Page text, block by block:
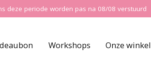
deze periode worden pas na 08/08 verstuurd
Workshops Onze winkel